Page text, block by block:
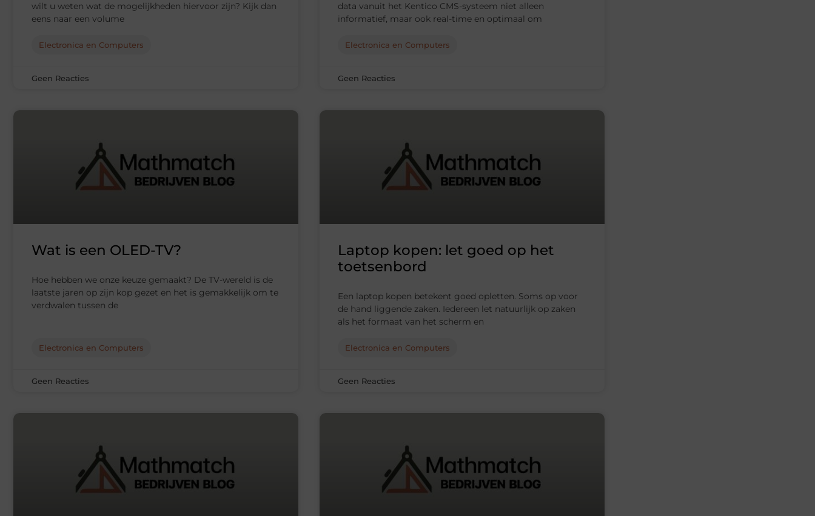
wilt u weten wat de mogelijkheden hiervoor zijn? Kijk dan
eens naar een volume
Electronica en Computers
Geen Reacties
data vanuit het Kentico CMS-systeem niet alleen
informatief, maar ook real-time en optimaal om
Electronica en Computers
Geen Reacties
Wat is een OLED-TV?
Hoe hebben we onze keuze gemaakt? De TV-wereld is de
laatste jaren op zijn kop gezet en het is gemakkelijk om te
verdwalen tussen de
Electronica en Computers
Geen Reacties
Laptop kopen: let goed op het
toetsenbord
Een laptop kopen betekent goed opletten. Soms op voor
de hand liggende zaken. Iedereen let natuurlijk op zaken
als het formaat van het scherm en
Electronica en Computers
Geen Reacties